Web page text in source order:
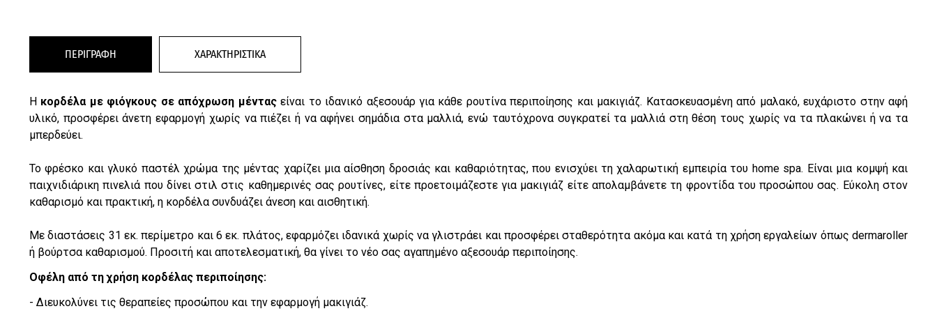
ΠΕΡΙΓΡΑΦΗ ΧΑΡΑΚΤΗΡΙΣΤΙΚΑ
Η κορδέλα με φιόγκους σε απόχρωση μένταςείναι το ιδανικό αξεσουάρ για κάθε ρουτίνα περιποίησης και μακιγιάζ. Κατασκευασμένη από μαλακό, ευχάριστο στην αφή
υλικό, προσφέρει άνετη εφαρμογή χωρίς να πιέζει ή να αφήνει σημάδια στα μαλλιά, ενώ ταυτόχρονα συγκρατεί τα μαλλιά στη θέση τους χωρίς να τα πλακώνει ή να τα
μπερδεύει.
Το φρέσκο και γλυκό παστέλ χρώμα της μέντας χαρίζει μια αίσθηση δροσιάς και καθαριότητας, που ενισχύει τη χαλαρωτική εμπειρία του home spa. Είναι μια κομψή και
παιχνιδιάρικη πινελιά που δίνει στιλ στις καθημερινές σας ρουτίνες, είτε προετοιμάζεστε για μακιγιάζ είτε απολαμβάνετε τη φροντίδα του προσώπου σας. Εύκολη στον
καθαρισμό και πρακτική, η κορδέλα συνδυάζει άνεση και αισθητική.
Με διαστάσεις 31 εκ. περίμετρο και 6 εκ. πλάτος, εφαρμόζει ιδανικά χωρίς να γλιστράει και προσφέρει σταθερότητα ακόμα και κατά τη χρήση εργαλείων όπως dermaroller
ή βούρτσα καθαρισμού. Προσιτή και αποτελεσματική, θα γίνει το νέο σας αγαπημένο αξεσουάρ περιποίησης.
Οφέλη από τη χρήση κορδέλας περιποίησης:
- Διευκολύνει τις θεραπείες προσώπου και την εφαρμογή μακιγιάζ.